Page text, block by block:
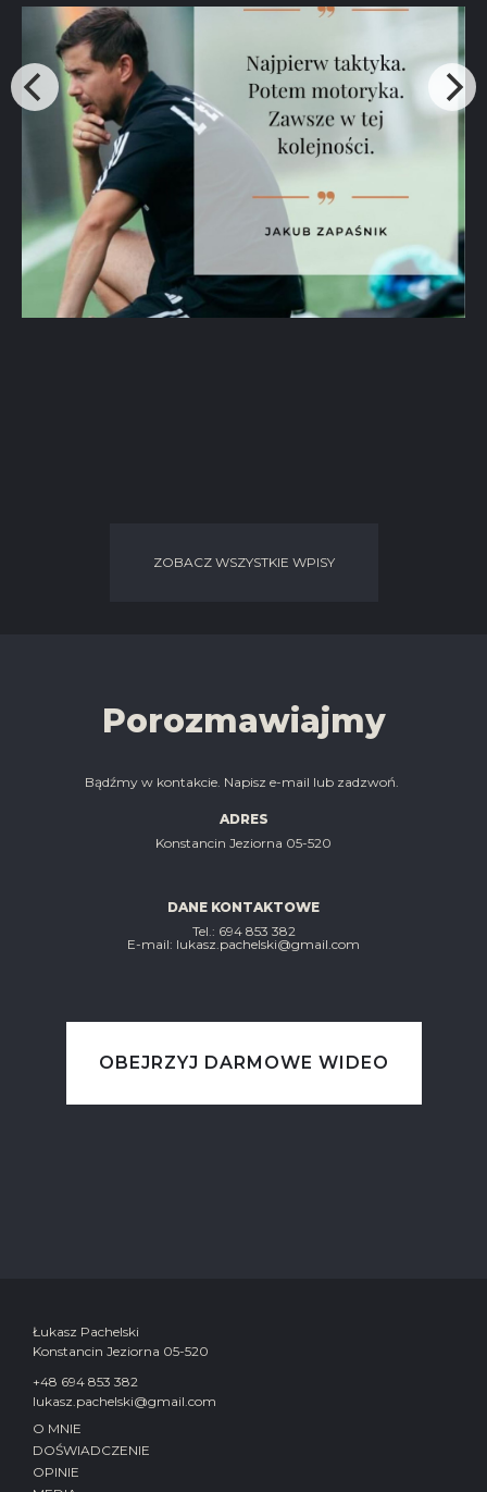
ZOBACZ WSZYSTKIE WPISY
Porozmawiajmy
Bądźmy w kontakcie. Napisz e-mail lub zadzwoń.
ADRES
Konstancin Jeziorna 05-520
DANE KONTAKTOWE
Tel.: ‭694 853 382‬
E-mail: lukasz.pachelski@gmail.com
OBEJRZYJ DARMOWE WIDEO
Łukasz Pachelski
Konstancin Jeziorna 05-520
+48 694 853 382
lukasz.pachelski@gmail.com
O MNIE
DOŚWIADCZENIE
OPINIE